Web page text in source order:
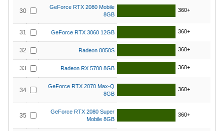
30
GeForce RTX 2080 Mobile
8GB
360+
31 GeForce RTX 3060 12GB 360+
32 Radeon 8050S 360+
33 Radeon RX 5700 8GB 360+
34
GeForce RTX 2070 Max-Q
8GB
360+
35
GeForce RTX 2080 Super
Mobile 8GB
360+